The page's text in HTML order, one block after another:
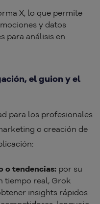
X, lo que permite
y datos
para análisis en
el guion y el
para los profesionales
o creación de
o tendencias: por su
tiempo real, Grok
insights rápidos